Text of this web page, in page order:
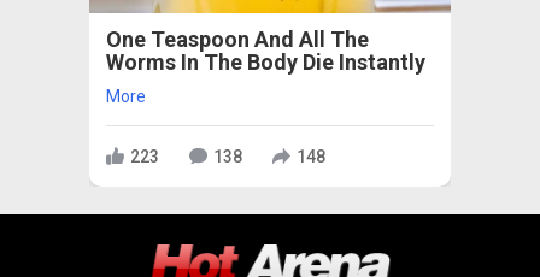
One Teaspoon And All The
Worms In The Body Die Instantly
More
223 138 148